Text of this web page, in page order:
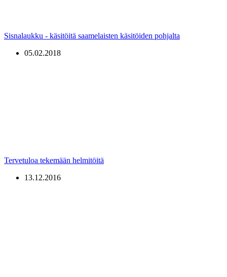
Sisnalaukku - käsitöitä saamelaisten käsitöiden pohjalta
05.02.2018
Tervetuloa tekemään helmitöitä
13.12.2016